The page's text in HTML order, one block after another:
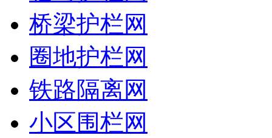
桥梁护栏网
圈地护栏网
铁路隔离网
小区围栏网